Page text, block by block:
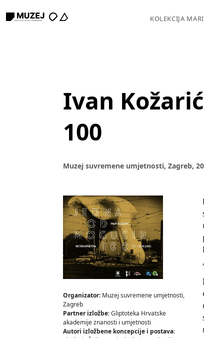
KOLEKCIJA
Ivan
100
Muzej suvremene umjetnosti, Zagreb,
Organizator: Muzej suvremene umjetnosti,
Zagreb
Partner izložbe: Gliptoteka Hrvatske
akademije znanosti i umjetnosti
Autori izložbene koncepcije i postava: